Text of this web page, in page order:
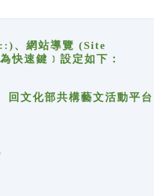
、網站導覽 (Site
速鍵﹞設定如下：
文化部共構藝文活動平台